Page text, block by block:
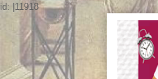
id: |11918